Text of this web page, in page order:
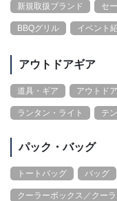
新規取扱ブランド セ
BBQグリル イベント
アウトドアギア
道具・ギア アウトド
ランタン・ライト テ
パック・バッグ
トートバッグ バッグ
クーラーボックス／クー